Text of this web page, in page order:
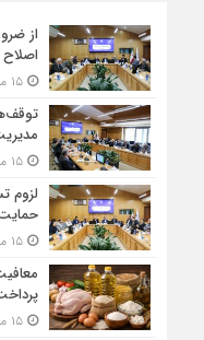
از
۱۵ مرداد ۱۴۰۵ - ۱۲:۵۴
۱۵ مرداد ۱۴۰۵ - ۱۲:۲۷
لزوم
۱۵ مرداد ۱۴۰۵ - ۱۲:۰۸
پرداخت
۱۵ مرداد ۱۴۰۵ - ۱۱:۴۵